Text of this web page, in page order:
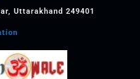
Uttarakhand 249401